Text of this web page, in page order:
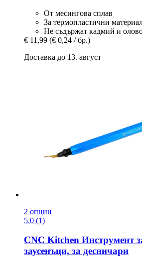
От месингова сплав
За термопластични
Не съдържат кадмий и
€ 11,99 (€ 0,24 / бр.)
Доставка до 13. август
2 опции
5.0 (1)
CNC Kitchen Инструмент
заусенъци, за десничари